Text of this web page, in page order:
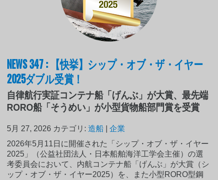
NEWS 347 : 【快挙】シップ・オブ・ザ・イヤー
2025ダブル受賞！
自律航行実証コンテナ船「げんぶ」が大賞、最先端
RORO船「そうめい」が小型貨物船部門賞を受賞
5月 27, 2026 カテゴリ:造船 |企業
2026年5月11日に開催された「シップ・オブ・ザ・イヤー
2025」（公益社団法人・日本船舶海洋工学会主催）の選
考委員会において、内航コンテナ船「げんぶ」が大賞（シ
ップ・オブ・ザ・イヤー2025）を、また小型RORO型鋼